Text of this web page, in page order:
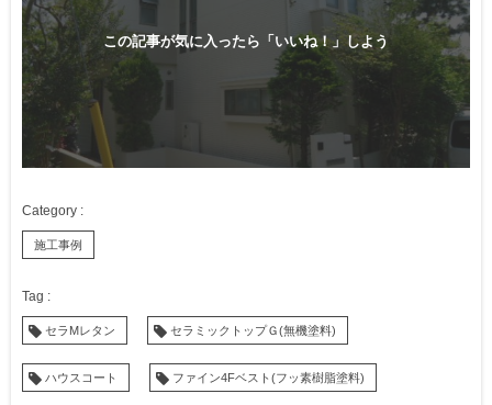
この記事が気に入ったら「いいね！」しよう
施工事例
セラMレタン セラミックトップＧ(無機塗料)
ハウスコート ファイン4Fベスト(フッ素樹脂塗料)